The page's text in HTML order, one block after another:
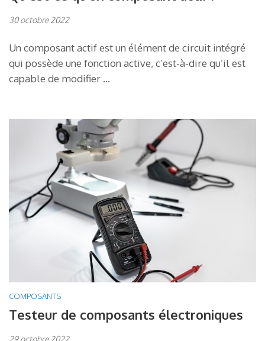
30 octobre 2022
Un composant actif est un élément de circuit intégré
qui possède une fonction active, c’est-à-dire qu’il est
capable de modifier …
COMPOSANTS
Testeur de composants électroniques